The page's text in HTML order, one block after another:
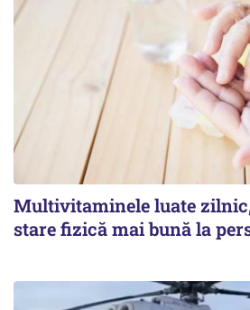
Multivitaminele luate
stare fizică mai bună la